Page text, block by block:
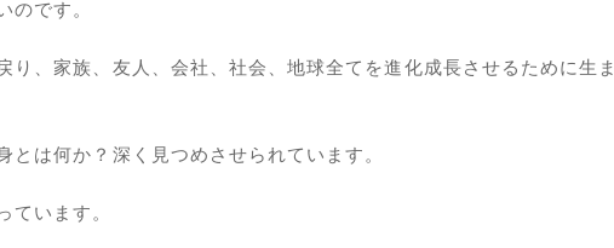
のです。
り、家族、友人、会社、社会、地球全てを進化成長させるために生ま
は何か？深く見つめさせられています。
ています。